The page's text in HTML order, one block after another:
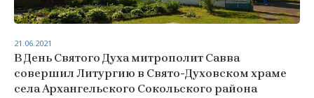
В День Святого Духа митрополит Савва
совершил Литургию в Свято-Духовском храме
села Архангельского Сокольского района
21.06.2021